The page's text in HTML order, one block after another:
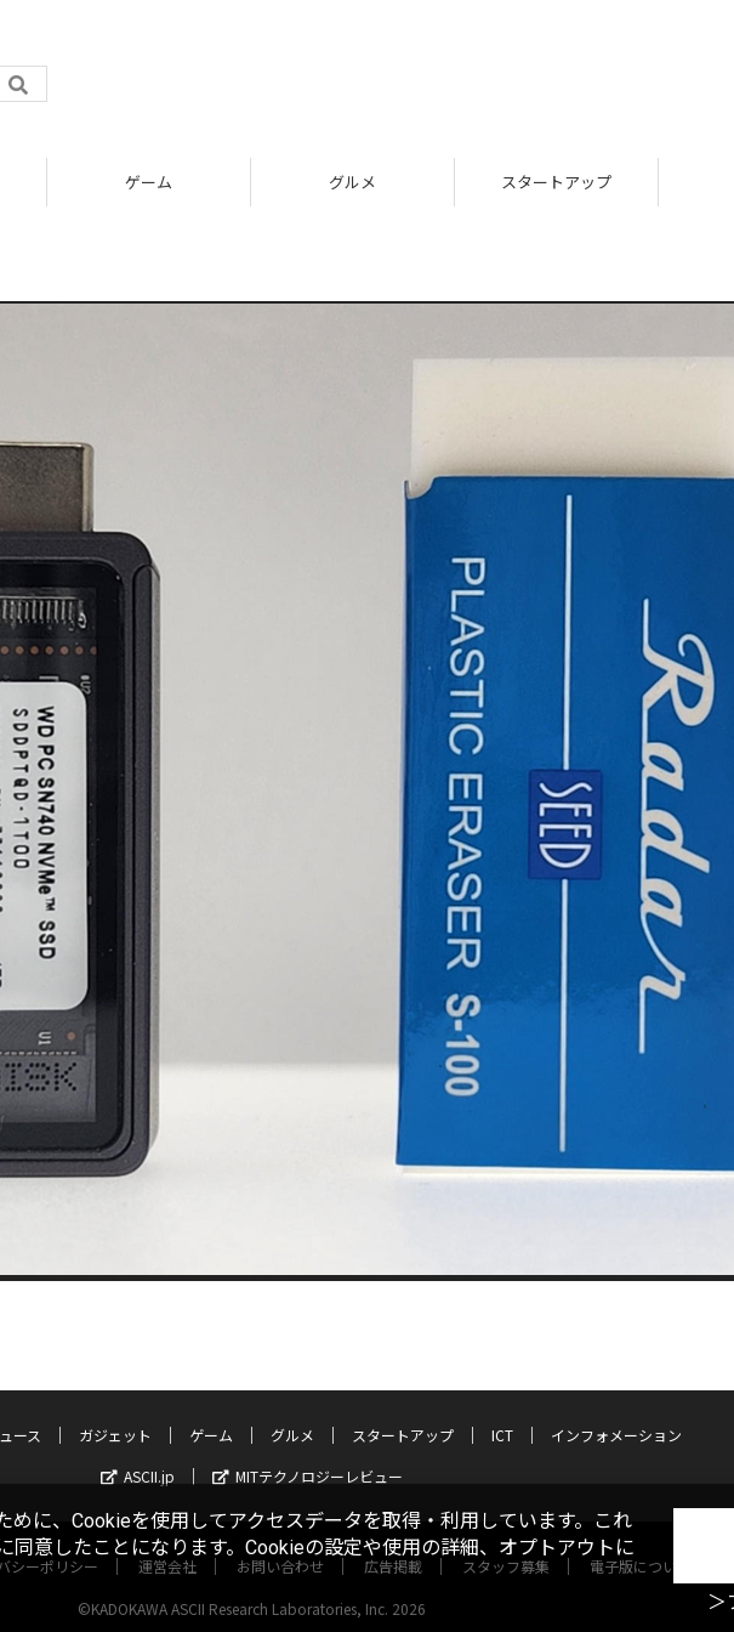
ゲーム グルメ スタートアップ
ース ガジェット ゲーム グルメ スタートアップ ICT
インフォメーション
ASCII.jp
MITテクノロジーレビュー
シーポリシー 運営会社 お問い合わせ 広告掲載 スタッフ募集 電子版について
©KADOKAWA ASCII Research Laboratories, Inc. 2026
に、Cookieを使用してアクセスデータを取得・利用しています。これ
意したことになります。Cookieの設定や使用の詳細、オプトアウトに
＞